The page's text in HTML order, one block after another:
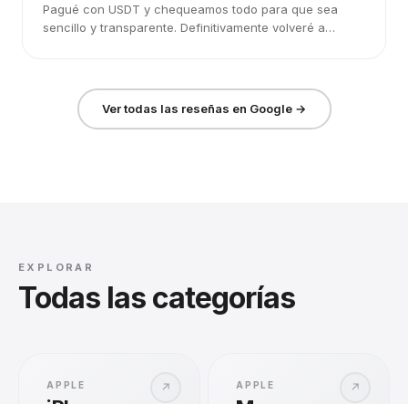
Pagué con USDT y chequeamos todo para que sea
sencillo y transparente. Definitivamente volveré a
Ver todas las reseñas en Google →
EXPLORAR
Todas las categorías
↗
APPLE ↗
APPLE